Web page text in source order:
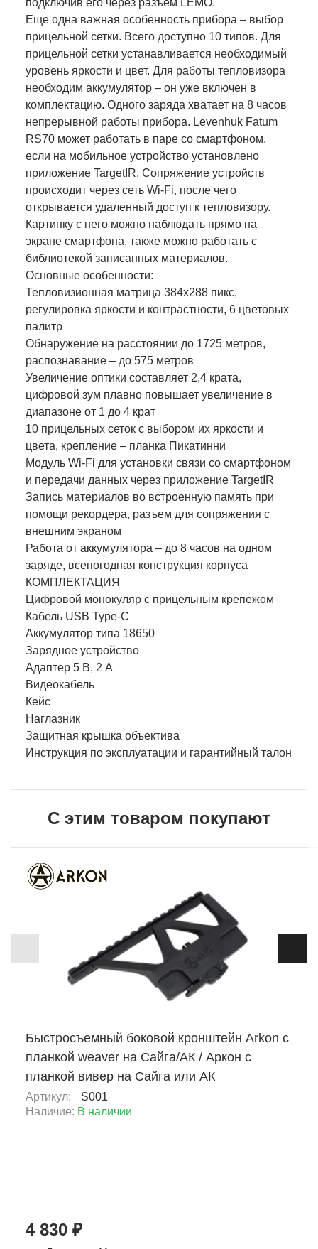
подключив его через разъем LEMO.
Еще одна важная особенность прибора – выбор
прицельной сетки. Всего доступно 10 типов. Для
прицельной сетки устанавливается необходимый
уровень яркости и цвет. Для работы тепловизора
необходим аккумулятор – он уже включен в
комплектацию. Одного заряда хватает на 8 часов
непрерывной работы прибора. Levenhuk Fatum
RS70 может работать в паре со смартфоном,
если на мобильное устройство установлено
приложение TargetIR. Сопряжение устройств
происходит через сеть Wi-Fi, после чего
открывается удаленный доступ к тепловизору.
Картинку с него можно наблюдать прямо на
экране смартфона, также можно работать с
библиотекой записанных материалов.
Основные особенности:
Тепловизионная матрица 384x288 пикс,
регулировка яркости и контрастности, 6 цветовых
палитр
Обнаружение на расстоянии до 1725 метров,
распознавание – до 575 метров
Увеличение оптики составляет 2,4 крата,
цифровой зум плавно повышает увеличение в
диапазоне от 1 до 4 крат
10 прицельных сеток с выбором их яркости и
цвета, крепление – планка Пикатинни
Модуль Wi-Fi для установки связи со смартфоном
и передачи данных через приложение TargetIR
Запись материалов во встроенную память при
помощи рекордера, разъем для сопряжения с
внешним экраном
Работа от аккумулятора – до 8 часов на одном
заряде, всепогодная конструкция корпуса
КОМПЛЕКТАЦИЯ
Цифровой монокуляр с прицельным крепежом
Кабель USB Type-C
Аккумулятор типа 18650
Зарядное устройство
Адаптер 5 В, 2 А
Видеокабель
Кейс
Наглазник
Защитная крышка объектива
Инструкция по эксплуатации и гарантийный талон
С этим товаром покупают
Быстросъемный боковой кронштейн Arkon с
планкой weaver на Сайга/АК / Аркон с
планкой вивер на Сайга или АК
Артикул:
S001
Наличие: В наличии
4 830 ₽